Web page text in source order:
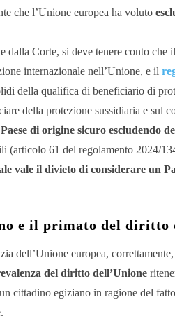
che l’Unione europea ha voluto
dalla Corte, si deve tenere conto che il
internazionale nell’Unione, e il
della qualifica di beneficiario di
della protezione sussidiaria e sul
di origine sicuro escludendo
(articolo 61 del regolamento 2024/
vale il divieto di considerare un
e il primato del diritto
dell’Unione europea,
del diritto dell’Unione
cittadino egiziano in ragione del